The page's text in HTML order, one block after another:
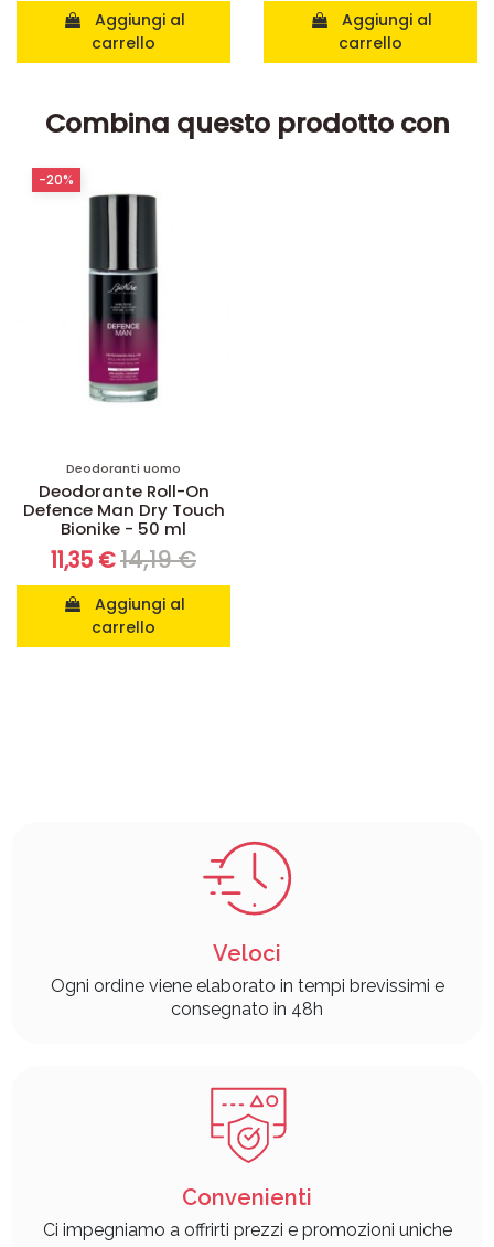
carrello
carrello
Combina questo prodotto con
Deodoranti uomo
Deodorante Roll-On
Defence Man Dry Touch
Bionike - 50 ml
11,35 €14,19 €
carrello
-20%
Veloci
Ogni ordine viene elaborato in tempi brevissimi e
consegnato in 48h
Convenienti
Ci impegniamo a offrirti prezzi e promozioni uniche